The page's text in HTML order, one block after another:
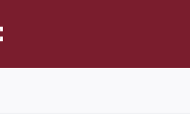
17. Partido entre Lanús y Huracán